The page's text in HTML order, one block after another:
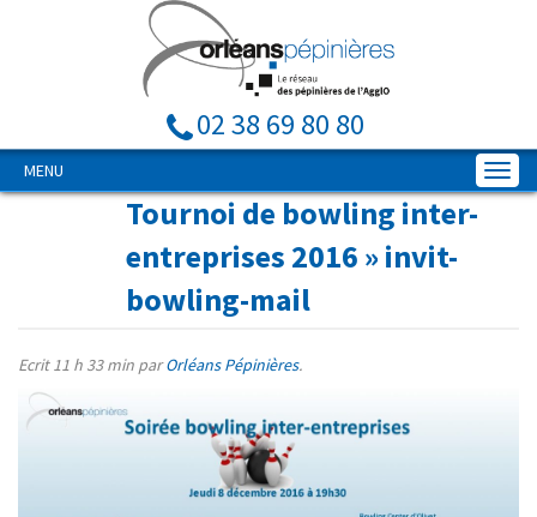
02 38 69 80 80
MENU
Tournoi de bowling inter-
entreprises 2016 » invit-
bowling-mail
Ecrit11 h 33 min parOrléans Pépinières.